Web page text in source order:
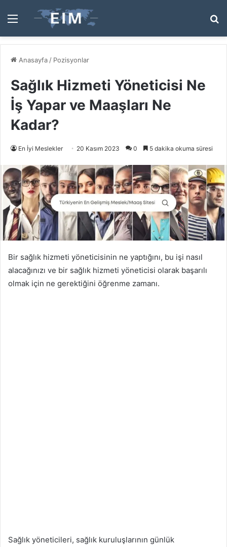
Menü
...
Anasayfa / Pozisyonlar
Sağlık Hizmeti Yöneticisi Ne
İş Yapar ve Maaşları Ne
Kadar?
En İyi Meslekler 20 Kasım 2023 0 5 dakika okuma süresi
Bir sağlık hizmeti yöneticisinin ne yaptığını, bu işi nasıl
alacağınızı ve bir sağlık hizmeti yöneticisi olarak başarılı
olmak için ne gerektiğini öğrenme zamanı.
Sağlık yöneticileri, sağlık kuruluşlarının günlük